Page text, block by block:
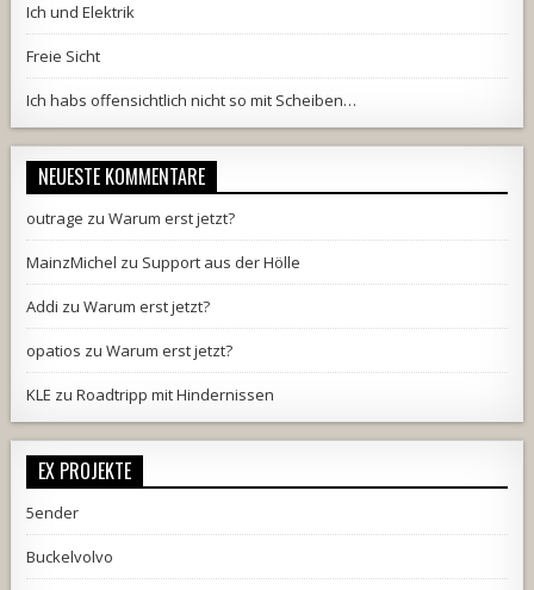
Ich und Elektrik
Freie Sicht
Ich habs offensichtlich nicht so mit Scheiben…
NEUESTE KOMMENTARE
outrage zuWarum erst jetzt?
MainzMichel zu Support aus der Hölle
Addi zuWarum erst jetzt?
opatios zuWarum erst jetzt?
KLE zuRoadtripp mit Hindernissen
EX PROJEKTE
5ender
Buckelvolvo